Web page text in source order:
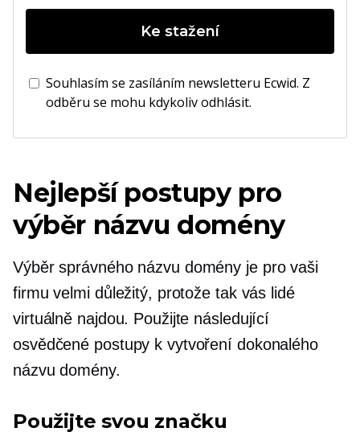
Ke stažení
Souhlasím se zasíláním newsletteru Ecwid. Z
odběru se mohu kdykoliv odhlásit.
Nejlepší postupy pro
výběr názvu domény
Výběr správného názvu domény je pro vaši
firmu velmi důležitý, protože tak vás lidé
virtuálně najdou. Použijte následující
osvědčené postupy k vytvoření dokonalého
názvu domény.
Použijte svou značku